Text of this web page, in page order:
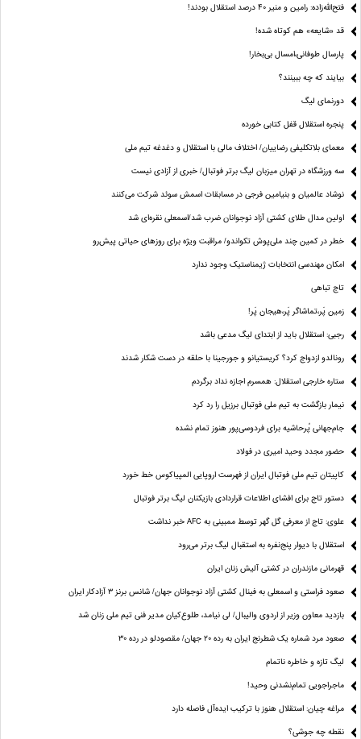
فتح‌الله‌زاده: رامین و منیر 40 درصد استقلال بودند!
قد «شایعه» هم کوتاه شده!
پارسال طوفانی،امسال بی‌بخار!
بیایند که چه ببینند؟
دورنمای لیگ
پنجره‌ استقلال قفل کتابی خورده
معمای بلاتکلیفی رضاییان/ اختلاف مالی با استقلال و دغدغه تیم ملی
سه ورزشگاه در تهران میزبان لیگ برتر فوتبال/ خبری از آزادی نیست
نوشاد عالمیان و بنیامین فرجی در مسابقات اسمش سوئد شرکت می‌کنند
اولین مدال طلای کشتی آزاد نوجوانان ضرب شد/اسمعلی نقره‌ای شد
خطر در کمین چند ملی‌پوش تکواندو/ مراقبت ویژه برای روزهای حیاتی پیش‌رو
امکان مهندسی انتخابات ژیمناستیک وجود ندارد
تاج تباهی
زمین پَر،تماشاگر پَر،هیجان پَر!
رجبی: استقلال باید از ابتدای لیگ مدعی باشد
رونالدو ازدواج کرد؟ کریستیانو و جورجینا با حلقه در دست شکار شدند
ستاره خارجی استقلال: همسرم اجازه نداد برگردم
نیمار بازگشت به تیم ملی فوتبال برزیل را رد کرد
جام‌جهانی پُرحاشیه برای فردوسی‌پور هنوز تمام نشده
حضور مجدد وحید امیری در فولاد
کاپیتان تیم ملی فوتبال ایران از فهرست اروپایی المپیاکوس خط خورد
دستور تاج برای افشای اطلاعات قراردادی بازیکنان لیگ برتر فوتبال
علوی: تاج از معرفی گل گهر توسط ممبینی به AFC خبر نداشت
استقلال با دیوار پنج‌نفره به استقبال لیگ برتر می‌رود
قهرمانی مازندران در کشتی آلیش زنان ایران
صعود فراستی و اسمعلی به فینال کشتی آزاد نوجوانان جهان/ شانس برنز ۳ آزادکار ایران
بازدید معاون وزیر از اردوی والیبال/ لی نیامد، طلوع‌کیان مدیر فنی تیم ملی زنان شد
صعود مرد شماره یک شطرنج ایران به رده ۲۰ جهان/ مقصودلو در رده ۳۰
لیگ تازه و خاطره ناتمام
ماجراجویی تمام‌نشدنی وحید!
مراغه چیان: استقلال هنوز با ترکیب ایده‌آل فاصله دارد
نقطه چه جوشی؟